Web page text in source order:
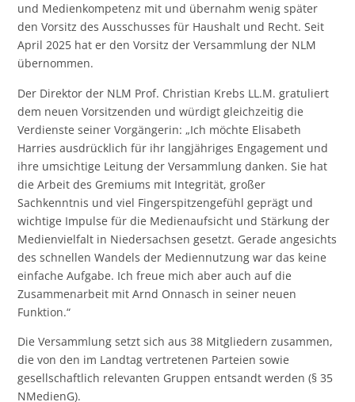
und Medienkompetenz mit und übernahm wenig später
den Vorsitz des Ausschusses für Haushalt und Recht. Seit
April 2025 hat er den Vorsitz der Versammlung der NLM
übernommen.
Der Direktor der NLM Prof. Christian Krebs LL.M. gratuliert
dem neuen Vorsitzenden und würdigt gleichzeitig die
Verdienste seiner Vorgängerin: „Ich möchte Elisabeth
Harries ausdrücklich für ihr langjähriges Engagement und
ihre umsichtige Leitung der Versammlung danken. Sie hat
die Arbeit des Gremiums mit Integrität, großer
Sachkenntnis und viel Fingerspitzengefühl geprägt und
wichtige Impulse für die Medienaufsicht und Stärkung der
Medienvielfalt in Niedersachsen gesetzt. Gerade angesichts
des schnellen Wandels der Mediennutzung war das keine
einfache Aufgabe. Ich freue mich aber auch auf die
Zusammenarbeit mit Arnd Onnasch in seiner neuen
Funktion.“
Die Versammlung setzt sich aus 38 Mitgliedern zusammen,
die von den im Landtag vertretenen Parteien sowie
gesellschaftlich relevanten Gruppen entsandt werden (§ 35
NMedienG).